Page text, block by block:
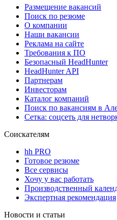
Размещение вакансий
Поиск по резюме
О компании
Наши вакансии
Реклама на сайте
Требования к ПО
Безопасный HeadHunter
HeadHunter API
Партнерам
Инвесторам
Каталог компаний
Поиск по вакансиям в
Сетка: соцсеть для
Соискателям
hh PRO
Готовое резюме
Все сервисы
Хочу у вас работать
Производственный
Экспертная рекомендация
Новости и статьи